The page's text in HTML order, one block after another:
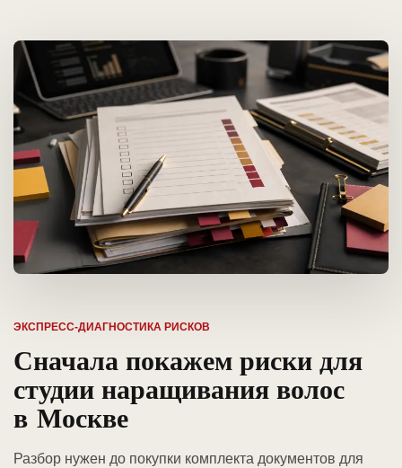
ЭКСПРЕСС-ДИАГНОСТИКА РИСКОВ
Сначала покажем риски для
студии наращивания волос
в Москве
Разбор нужен до покупки комплекта документов для